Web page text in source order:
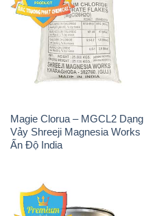
Magie Clorua – MGCL2 Dạng
Vảy Shreeji Magnesia Works
Ấn Độ India